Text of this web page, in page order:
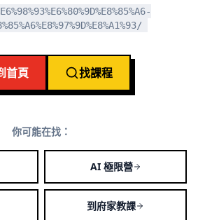
首頁 找課程
你可能在找：
AI 極限營
到府家教課